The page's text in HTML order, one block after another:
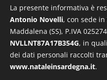
Invia
La presente informativa è
Antonio Novelli, con sede in
Maddalena (SS), P.IVA
NVLLNT87A17B354G, in
dei dati personali raccolti
www.nataleinsardegna.it.